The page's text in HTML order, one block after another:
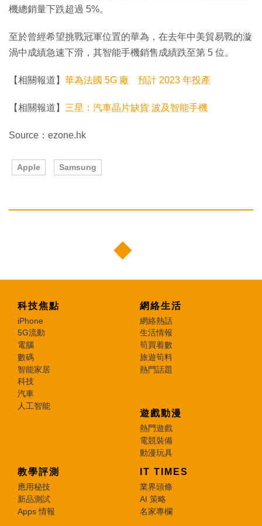
機總銷量下跌超過 5%。
至於曾經希望挑戰冠軍位置的華為，在去年中美貿易戰的漩
渦中成績急速下滑，其智能手機銷售成績跌至第 5 位。
【相關報道】 華為法國 5G 廠 預計 2023 年投產
【相關報道】 三星：汽車晶片缺貨 波及智能手機
Source：ezone.hk
Apple Samsung
科技焦點
iPhone
5G流動
電腦
數碼
智能家居
科技
汽車
人工智能
網絡生活
網絡熱話
生活情報
筍買着數
旅遊筍料
熱門話題
遊戲動漫
熱門遊戲
電競裝備
動漫玩具
教學評測
應用秘技
新品測試
Apps 情報
IT TIMES
業界頭條
AI 策略
名家專欄